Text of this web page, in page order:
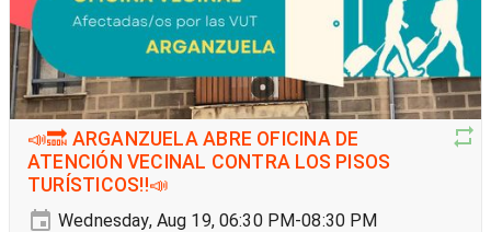
📣🔜 ARGANZUELA ABRE OFICINA DE
ATENCIÓN VECINAL CONTRA LOS PISOS
TURÍSTICOS‼️📣
Wednesday, Aug 19, 06:30 PM-08:30 PM